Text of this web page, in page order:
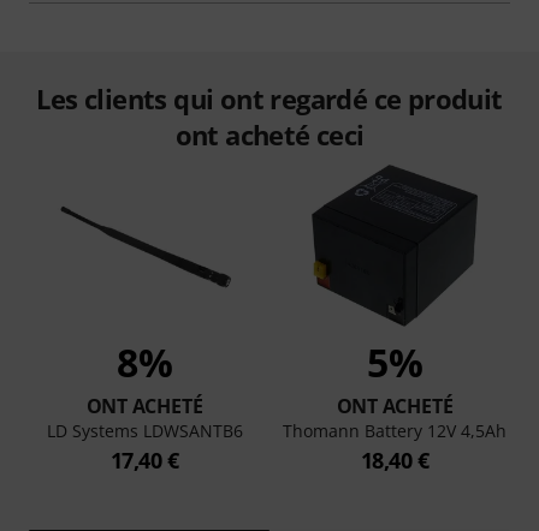
Les clients qui ont regardé ce produit
ont acheté ceci
8%
ONT ACHETÉ
LD Systems LDWSANTB6
17,40 €
5%
ONT ACHETÉ
Thomann Battery 12V 4,5Ah
18,40 €